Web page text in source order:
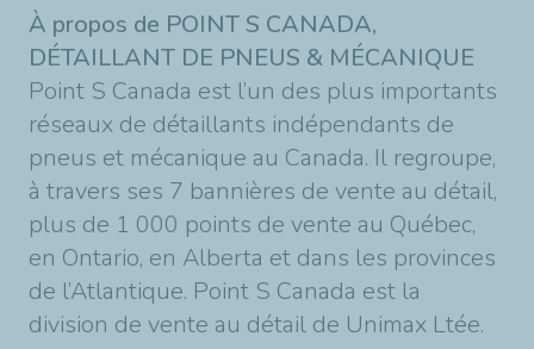
À propos de POINT S CANADA,
DÉTAILLANT DE PNEUS & MÉCANIQUE
Point S Canada est l’un des plus importants
réseaux de détaillants indépendants de
pneus et mécanique au Canada. Il regroupe,
à travers ses 7 bannières de vente au détail,
plus de 1 000 points de vente au Québec,
en Ontario, en Alberta et dans les provinces
de l’Atlantique. Point S Canada est la
division de vente au détail de Unimax Ltée.